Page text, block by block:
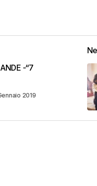
-“7
2019